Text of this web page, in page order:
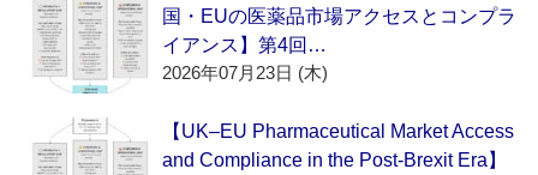
国・EUの医薬品市場アクセスとコンプラ
イアンス】第4回…
2026年07月23日 (木)
【UK–EU Pharmaceutical Market Access
and Compliance in the Post-Brexit Era】